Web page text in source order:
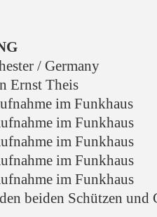
/ Germany
Ernst Theis
im Funkhaus
im Funkhaus
im Funkhaus
im Funkhaus
im Funkhaus
beiden Schützen und